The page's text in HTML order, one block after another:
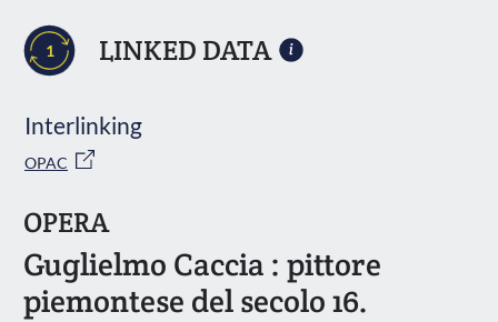
1 LINKED DATA
Interlinking
OPAC
OPERA
Guglielmo Caccia : pittore
piemontese del secolo 16.